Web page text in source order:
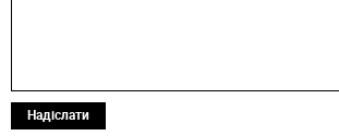
Надіслати